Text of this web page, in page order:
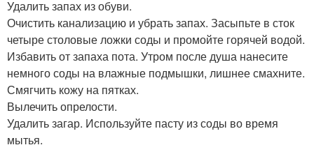
Удалить запах из обуви.
Очистить канализацию и убрать запах. Засыпьте в сток
четыре столовые ложки соды и промойте горячей водой.
Избавить от запаха пота. Утром после душа нанесите
немного соды на влажные подмышки, лишнее смахните.
Смягчить кожу на пятках.
Вылечить опрелости.
Удалить загар. Используйте пасту из соды во время
мытья.